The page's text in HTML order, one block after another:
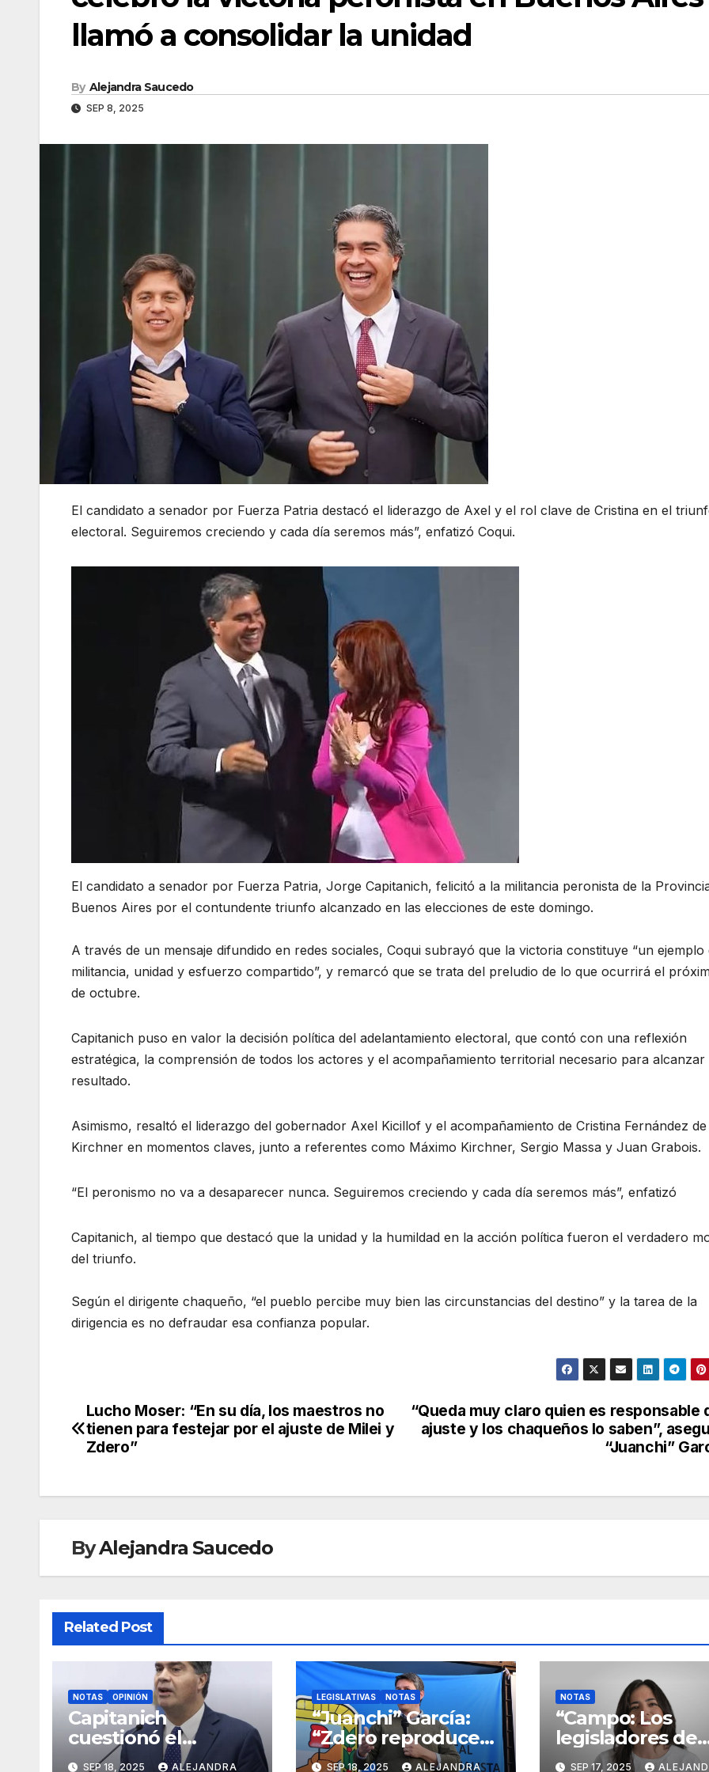
llamó a consolidar la unidad
By Alejandra Saucedo
SEP 8, 2025
El candidato a senador por Fuerza Patria destacó el liderazgo de Axel y el rol clave de Cristina en el
electoral. Seguiremos creciendo y cada día seremos más”, enfatizó Coqui.
El candidato a senador por Fuerza Patria, Jorge Capitanich, felicitó a la militancia peronista de la
Buenos Aires por el contundente triunfo alcanzado en las elecciones de este domingo.
A través de un mensaje difundido en redes sociales, Coqui subrayó que la victoria constituye “un ejemplo
militancia, unidad y esfuerzo compartido”, y remarcó que se trata del preludio de lo que ocurrirá el
de octubre.
Capitanich puso en valor la decisión política del adelantamiento electoral, que contó con una reflexión
estratégica, la comprensión de todos los actores y el acompañamiento territorial necesario para alcanzar
resultado.
Asimismo, resaltó el liderazgo del gobernador Axel Kicillof y el acompañamiento de Cristina Fernández de
Kirchner en momentos claves, junto a referentes como Máximo Kirchner, Sergio Massa y Juan Grabois.
“El peronismo no va a desaparecer nunca. Seguiremos creciendo y cada día seremos más”, enfatizó
Capitanich, al tiempo que destacó que la unidad y la humildad en la acción política fueron el verdadero
del triunfo.
Según el dirigente chaqueño, “el pueblo percibe muy bien las circunstancias del destino” y la tarea de la
dirigencia es no defraudar esa confianza popular.
Navegación
de
“Queda muy claro quien es responsable
ajuste y los chaqueños lo saben”,
“Juanchi”
Lucho Moser: “En su día, los maestros no
tienen para festejar por el ajuste de Milei y
Zdero”
ByAlejandra Saucedo
Related Post
NOTAS OPINIÓN
Capitanich
cuestionó el
Presupuesto de
SEP 18, 2025 ALEJANDRA
LEGISLATIVAS NOTAS
“Juanchi” García:
“Zdero reproduce
en el Chaco el
SEP 18, 2025 ALEJANDRA
NOTAS
“Campo: Los
legisladores de
Zdero se
SEP 17, 2025